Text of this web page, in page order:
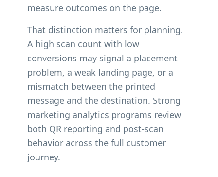
measure outcomes on the page.
That distinction matters for planning.
A high scan count with low
conversions may signal a placement
problem, a weak landing page, or a
mismatch between the printed
message and the destination. Strong
marketing analytics programs review
both QR reporting and post-scan
behavior across the full customer
journey.